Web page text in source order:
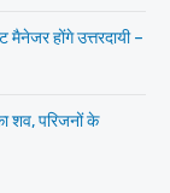
मैनेजर होंगे उत्तरदायी –
शव, परिजनों के